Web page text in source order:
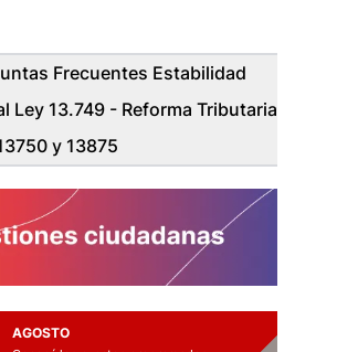
Frecuentes Estabilidad
Ley 13.749 - Reforma Tributaria
y 13875
AGOSTO